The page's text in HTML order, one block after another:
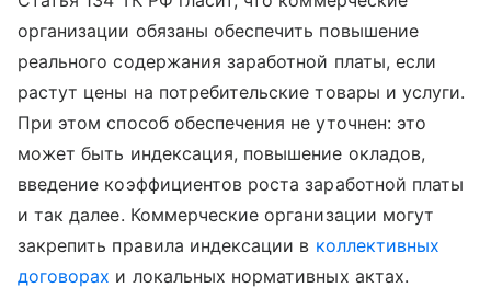
организации обязаны обеспечить повышение
реального содержания заработной платы, если
растут цены на потребительские товары и услуги.
При этом способ обеспечения не уточнен: это
может быть индексация, повышение окладов,
введение коэффициентов роста заработной платы
и так далее. Коммерческие организации могут
закрепить правила индексации в коллективных
договорах и локальных нормативных актах.